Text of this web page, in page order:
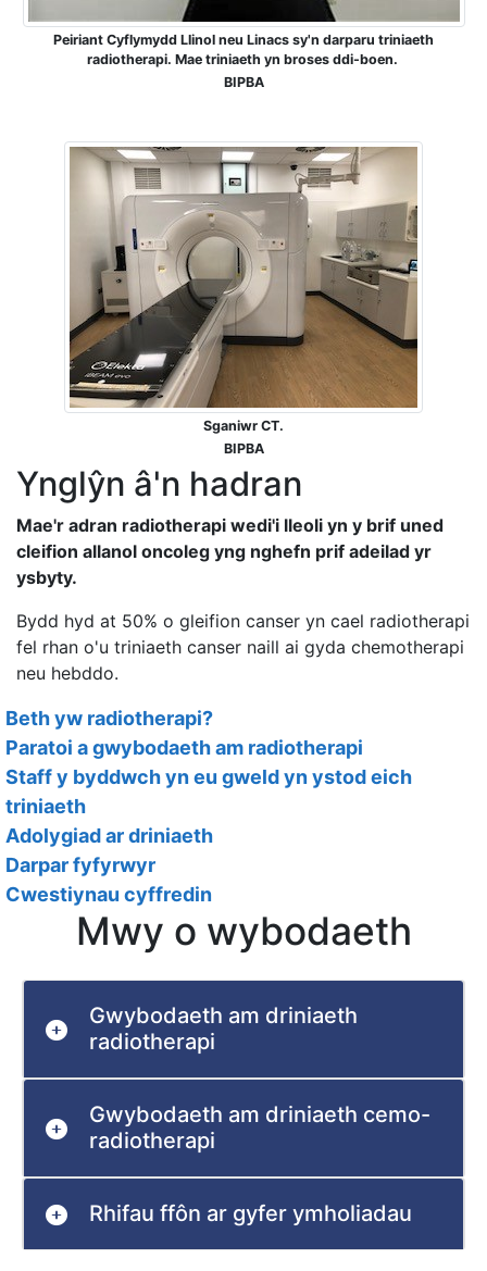
Peiriant Cyflymydd Llinol neu Linacs sy'n darparu triniaeth
radiotherapi. Mae triniaeth yn broses ddi-boen.
BIPBA
Sganiwr CT.
BIPBA
Ynglŷn â'n hadran
Mae'r adran radiotherapi wedi'i lleoli yn y brif uned
cleifion allanol oncoleg yng nghefn prif adeilad yr
ysbyty.
Bydd hyd at 50% o gleifion canser yn cael radiotherapi
fel rhan o'u triniaeth canser naill ai gyda chemotherapi
neu hebddo.
Beth yw radiotherapi?
Paratoi a gwybodaeth am radiotherapi
Staff y byddwch yn eu gweld yn ystod eich
triniaeth
Adolygiad ar driniaeth
Darpar fyfyrwyr
Cwestiynau cyffredin
Mwy o wybodaeth
Gwybodaeth am driniaeth
radiotherapi
Gwybodaeth am driniaeth cemo-
radiotherapi
Rhifau ffôn ar gyfer ymholiadau